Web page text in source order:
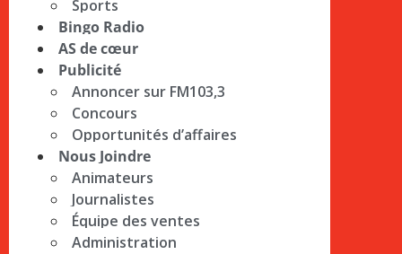
Sports
Bingo Radio
AS de cœur
Publicité
Annoncer sur FM103,3
Concours
Opportunités d’affaires
Nous Joindre
Animateurs
Journalistes
Équipe des ventes
Administration